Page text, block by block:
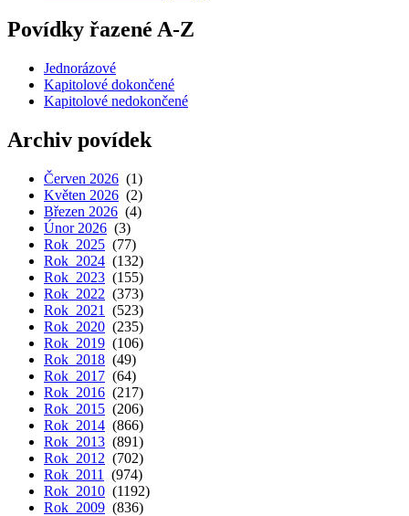
Povídky řazené A-Z
Jednorázové
Kapitolové dokončené
Kapitolové nedokončené
Archiv povídek
Červen 2026 (1)
Květen 2026 (2)
Březen 2026 (4)
Únor 2026 (3)
Rok 2025 (77)
Rok 2024 (132)
Rok 2023 (155)
Rok 2022 (373)
Rok 2021
(523)
Rok 2020 (235)
Rok 2019 (106)
Rok 2018 (49)
Rok 2017 (64)
Rok 2016 (217)
Rok 2015 (206)
Rok 2014 (866)
Rok 2013 (891)
Rok 2012 (702)
Rok 2011
(974)
Rok 2010 (1192)
Rok 2009 (836)